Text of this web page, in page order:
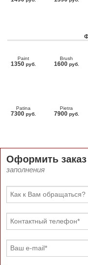
Paint
1350 руб.
Brush
1600 руб.
Patina
7300 руб.
Pietra
7900 руб.
Оформить заказ
заполнения